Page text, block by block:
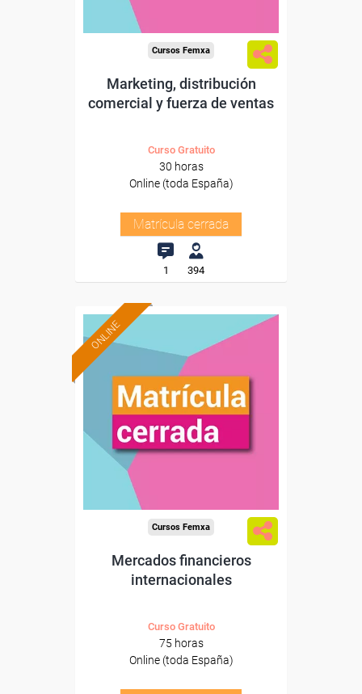
Cursos Femxa
Marketing, distribución
comercial y fuerza de ventas
Curso Gratuito
30 horas
Online (toda España)
Matrícula cerrada
1 394
ONLINE
Cursos Femxa
Mercados financieros
internacionales
Curso Gratuito
75 horas
Online (toda España)